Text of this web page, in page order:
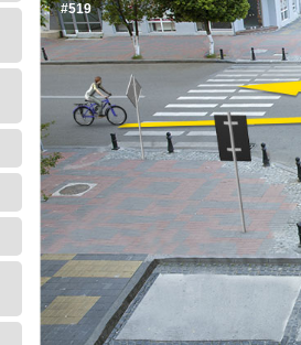
#519